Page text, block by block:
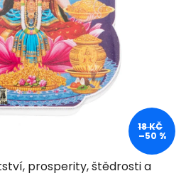
prosperity, štědrosti a
18 KČ
–50 %